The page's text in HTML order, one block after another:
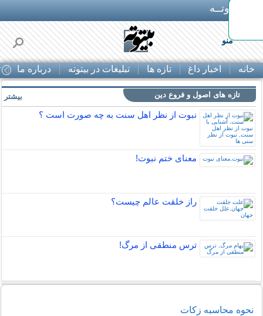
بـیتوتــه
منو
خانه اخبار داغ تازه ها تبلیغات در بیتوته درباره ما
تازه های اصول و فروع دین
نبوت از نظر اهل سنت به چه صورت است ؟
معنای ختم نبوت!
راز خلقت عالم چيست؟
ترس منطقی از مرگ!
بیشتر
نحوه محاسبه زکات